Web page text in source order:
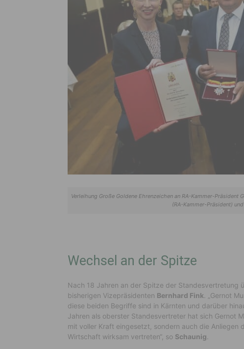
Verleihung Große Goldene Ehrenzeichen an RA-Kammer-
(RA-Kammer-Präsident)
Wechsel an der Spitze
Nach 18 Jahren an der Spitze der Standesvertretung
bisherigen Vizepräsidenten Bernhard Fink . „Gernot
diese beiden Begriffe sind in Kärnten und darüber
Jahren als oberster Standesvertreter hat sich Gernot
mit voller Kraft eingesetzt, sondern auch die Anliegen
Wirtschaft wirksam vertreten“, so Schaunig